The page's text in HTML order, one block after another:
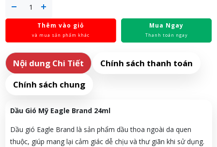
Thêm vào giỏ
và mua sản phẩm khác
Mua Ngay
Thanh toán ngay
Nội dung Chi Tiết
Chính sách thanh toán
Chính sách chung
Dầu Gió Mỹ Eagle Brand 24ml
Dầu gió Eagle Brand là sản phẩm dầu thoa ngoài da quen
thuộc, giúp mang lại cảm giác dễ chịu và thư giãn khi sử dụng.